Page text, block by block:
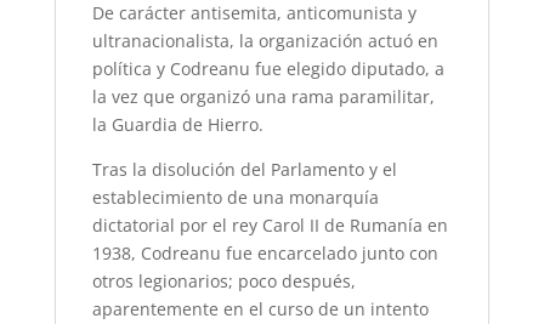
De carácter antisemita, anticomunista y
ultranacionalista, la organización actuó en
política y Codreanu fue elegido diputado, a
la vez que organizó una rama paramilitar,
la Guardia de Hierro.
Tras la disolución del Parlamento y el
establecimiento de una monarquía
dictatorial por el rey Carol II de Rumanía en
1938, Codreanu fue encarcelado junto con
otros legionarios; poco después,
aparentemente en el curso de un intento